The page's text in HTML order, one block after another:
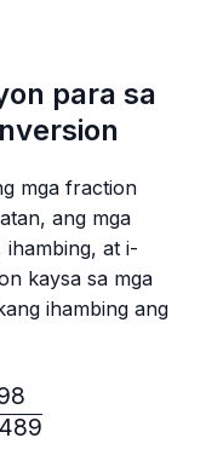
para sa
mga fraction
ang mga
ihambing, at i-
kaysa sa mga
ihambing ang
\